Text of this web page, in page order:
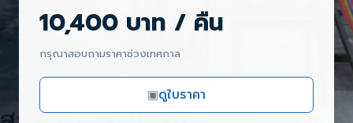
10,400 บาท / คืน
กรุณาสอบถามราคาช่วงเทศกาล
▣ดูใบราคา